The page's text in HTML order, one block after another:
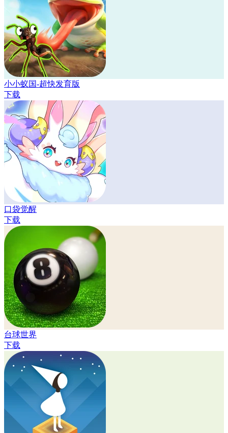
小小蚁国-超快发育版
下载
口袋觉醒
下载
台球世界
下载